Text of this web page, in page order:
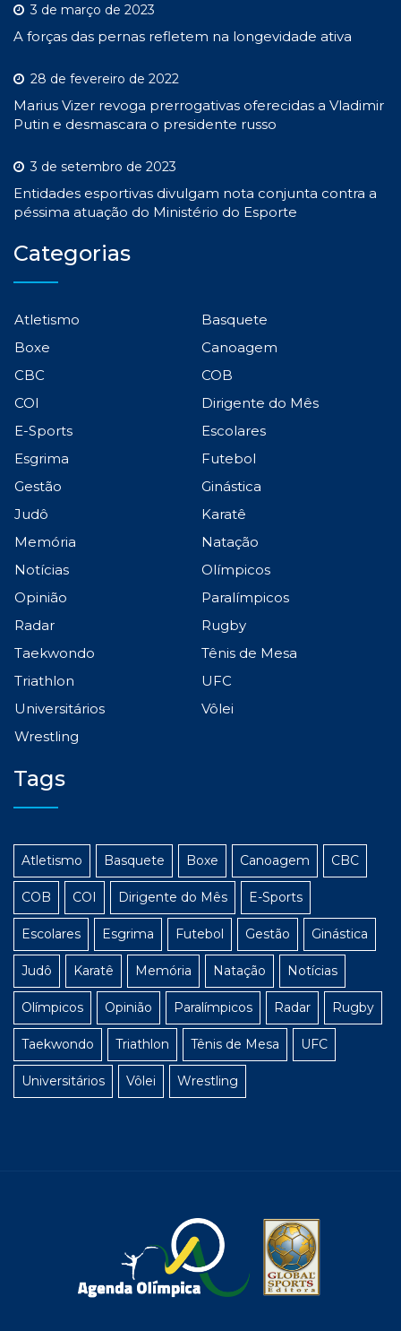
3 de março de 2023
A forças das pernas refletem na longevidade ativa
28 de fevereiro de 2022
Marius Vizer revoga prerrogativas oferecidas a Vladimir
Putin e desmascara o presidente russo
3 de setembro de 2023
Entidades esportivas divulgam nota conjunta contra a
péssima atuação do Ministério do Esporte
Categorias
Atletismo
Basquete
Boxe
Canoagem
CBC
COB
COI
Dirigente do Mês
E-Sports
Escolares
Esgrima
Futebol
Gestão
Ginástica
Judô
Karatê
Memória
Natação
Notícias
Olímpicos
Opinião
Paralímpicos
Radar
Rugby
Taekwondo
Tênis de Mesa
Triathlon
UFC
Universitários
Vôlei
Wrestling
Tags
Atletismo Basquete Boxe Canoagem CBC
COB COI Dirigente do Mês E-Sports
Escolares Esgrima Futebol Gestão Ginástica
Judô Karatê Memória Natação Notícias
Olímpicos Opinião Paralímpicos Radar Rugby
Taekwondo Triathlon Tênis de Mesa UFC
Universitários Vôlei Wrestling